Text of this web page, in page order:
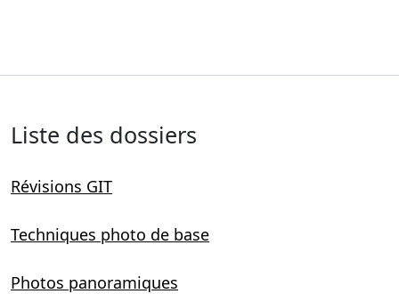
Liste des dossiers
Révisions GIT
Techniques photo de base
Photos panoramiques